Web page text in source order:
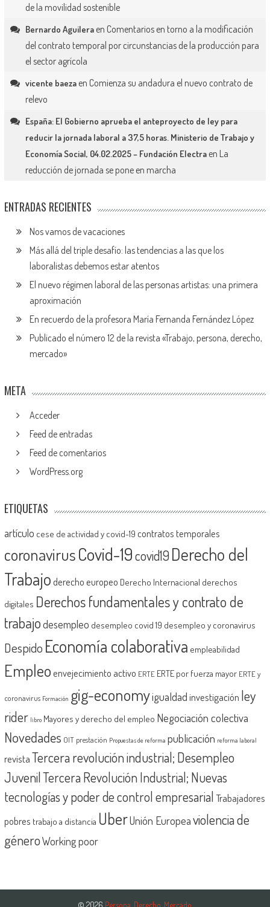
de la movilidad sostenible
Bernardo Aguileraen Comentarios en torno a la modificación
del contrato temporal por circunstancias de la producción para
el sector agrícola
vicente baezaen Comienza su andadura el nuevo contrato de
relevo
España: El Gobierno aprueba el anteproyecto de ley para
reducir la jornada laboral a 37,5 horas. Ministerio de Trabajo y
Economía Social, 04.02.2025 – Fundación Electraen La
reducción de jornada se pone en marcha
ENTRADAS RECIENTES
Nos vamos de vacaciones
Más allá del triple desafío: las tendencias a las que los
laboralistas debemos estar atentos
El nuevo régimen laboral de las personas artistas: una primera
aproximación
En recuerdo de la profesora María Fernanda Fernández López
Publicado el número 12 de la revista «Trabajo, persona, derecho,
mercado»
META
Acceder
Feed de entradas
Feed de comentarios
WordPress.org
ETIQUETAS
artículo cese de actividad y covid-19 contratos temporales
coronavirusCovid-19covid19 Derecho del
Trabajoderecho europeo Derecho Internacional derechos
digitales Derechos fundamentales y contrato de
trabajodesempleo desempleo covid 19 desempleo y coronavirus
Despido Economía colaborativa empleabilidad
Empleoenvejecimiento activo ERTE ERTE por fuerza mayor ERTE y
coronavirus Formación gig-economyigualdadinvestigación ley
rider libro Mayores y derecho del empleo Negociación colectiva
Novedades OIT prestación Propuestas de reforma publicación reforma laboral
revistaTercera revolución industrial; Desempleo
JuvenilTercera Revolución Industrial; Nuevas
tecnologías y poder de control empresarial Trabajadores
pobres trabajo a distancia UberUnión Europeaviolencia de
géneroWorking poor
© 2026 Persona, Derecho, Mercado